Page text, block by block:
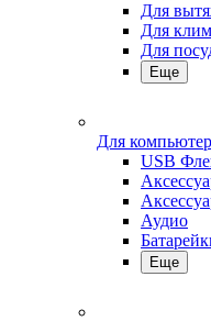
Для
Для
Для
Еще
Для
USB
Аудио
Еще